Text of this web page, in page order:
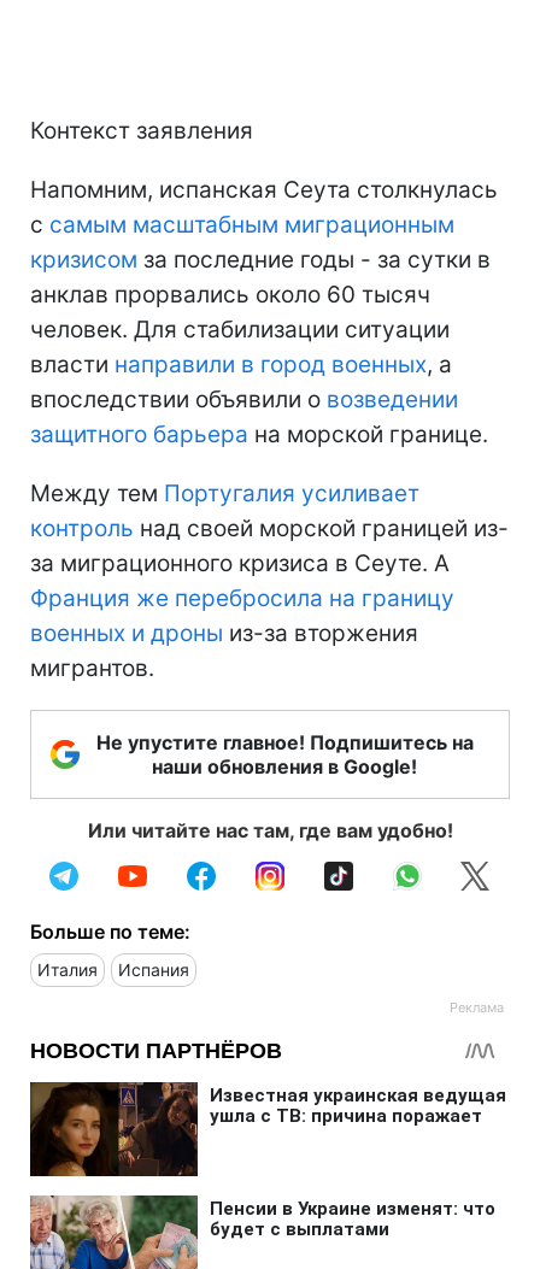
Контекст заявления
Напомним, испанская Сеута столкнулась
с самым масштабным миграционным
кризисом за последние годы - за сутки в
анклав прорвались около 60 тысяч
человек. Для стабилизации ситуации
власти направили в город военных, а
впоследствии объявили о возведении
защитного барьера на морской границе.
Между тем Португалия усиливает
контроль над своей морской границей из-
за миграционного кризиса в Сеуте. А
Франция же перебросила на границу
военных и дроны из-за вторжения
мигрантов.
Не упустите главное! Подпишитесь на
наши обновления в Google!
Или читайте нас там, где вам удобно!
Больше по теме:
Италия Испания